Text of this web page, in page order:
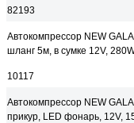
82193
Автокомпрессор NEW
шланг 5м, в сумке 12V,
10117
Автокомпрессор NEW
прикур, LED фонарь, 12V,